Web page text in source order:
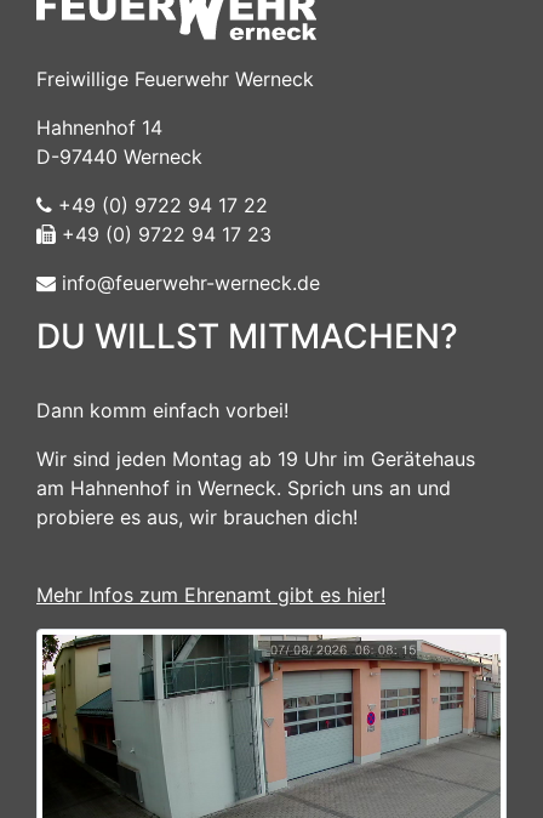
Freiwillige Feuerwehr Werneck
Hahnenhof 14
D-97440 Werneck
+49 (0) 9722 94 17 22
+49 (0) 9722 94 17 23
info@feuerwehr-werneck.de
DU WILLST MITMACHEN?
Dann komm einfach vorbei!
Wir sind jeden Montag ab 19 Uhr im Gerätehaus
am Hahnenhof in Werneck. Sprich uns an und
probiere es aus, wir brauchen dich!
Mehr Infos zum Ehrenamt gibt es hier!